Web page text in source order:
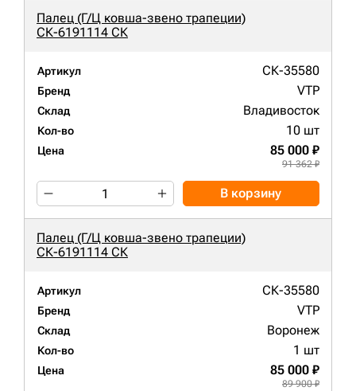
Палец (Г/Ц ковша-звено трапеции)
СК-6191114 СК
Артикул СК-35580
Бренд VTP
Склад Владивосток
Кол-во 10 шт
Цена 85 000 ₽
91 362 ₽
В корзину
Палец (Г/Ц ковша-звено трапеции)
СК-6191114 СК
Артикул СК-35580
Бренд VTP
Склад Воронеж
Кол-во 1 шт
Цена 85 000 ₽
89 900 ₽